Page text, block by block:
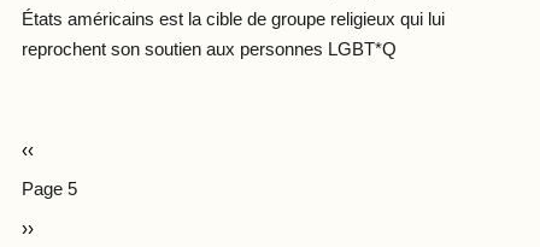
États américains est la cible de groupe religieux qui lui
reprochent son soutien aux personnes LGBT*Q
‹‹
Page 5
››